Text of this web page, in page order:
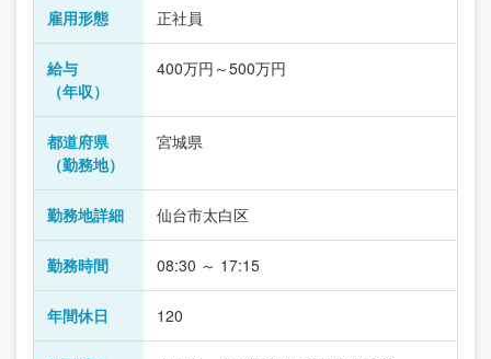
雇用形態 正社員
給与
（年収）
400万円～500万円
都道府県
（勤務地）
宮城県
勤務地詳細 仙台市太白区
勤務時間 08:30 ～ 17:15
年間休日 120